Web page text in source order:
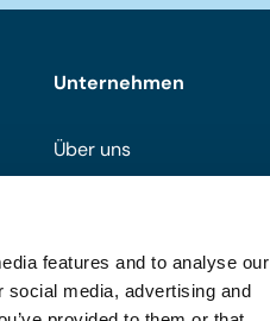
features and to analyse our
media, advertising and
Unternehmen
Über uns
Häufig gestellte Fragen